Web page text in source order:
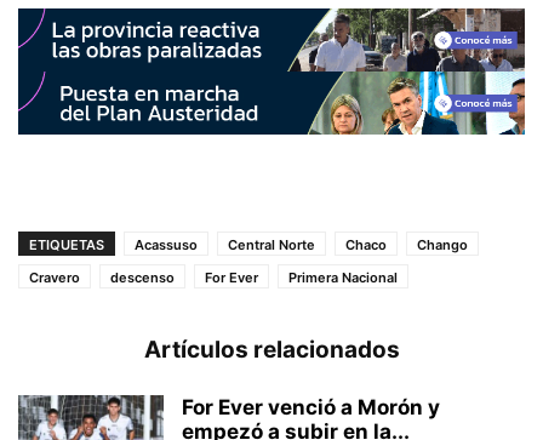
ETIQUETAS Acassuso Central Norte Chaco
Chango
Cravero
descenso For Ever Primera Nacional
Artículos relacionados
For Ever venció a Morón y
empezó a subir en la...